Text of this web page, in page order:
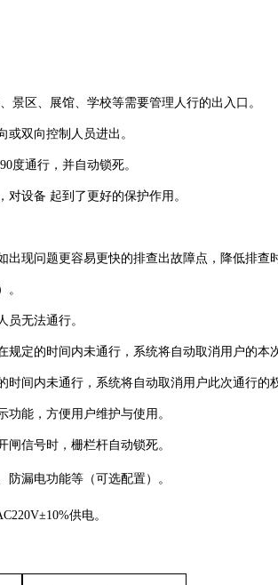
景区、展馆、学校等需要管理人行的出入口 。
或双向控制人员进出。
度通行，并自动锁死。
对设备 起到了更好的保护作用。
现问题更容易更快的排查出故障点，降低排查
。
员无法通行。
规定的时间内未通行，系统将自动取消用户的本
间内未通行，系统将自动取消用户此次通行的
功能，方便用户维护与使用。
闸信号时，栅栏杆自动锁死。
防漏电功能等（可选配置）。
供电。